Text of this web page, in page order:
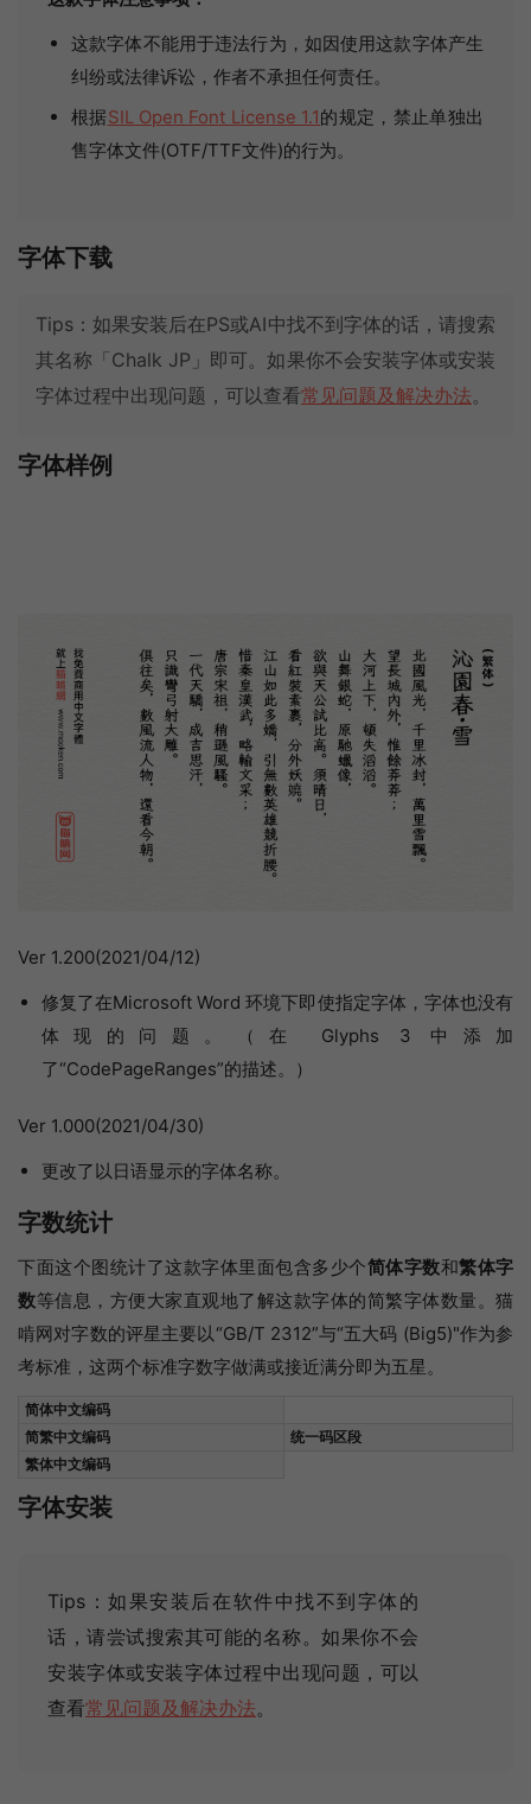
这款字体不能用于违法行为，如因使用这款字体产生
纠纷或法律诉讼，作者不承担任何责任。
根据SIL Open Font License 1.1的规定，禁止单独出
售字体文件(OTF/TTF文件)的行为。
字体下载
Tips：如果安装后在PS或AI中找不到字体的话，请搜索
其名称「Chalk JP」即可。如果你不会安装字体或安装
字体过程中出现问题，可以查看常见问题及解决办法。
字体样例
Ver 1.200(2021/04/12)
修复了在Microsoft Word 环境下即使指定字体，字体也没有
体现的问题。（在 Glyphs 3 中添加
了“CodePageRanges”的描述。）
Ver 1.000(2021/04/30)
更改了以日语显示的字体名称。
字数统计
下面这个图统计了这款字体里面包含多少个简体字数和繁体字
数等信息，方便大家直观地了解这款字体的简繁字体数量。猫
啃网对字数的评星主要以“GB/T 2312”与“五大码 (Big5)"作为参
考标准，这两个标准字数字做满或接近满分即为五星。
简体中文编码
简繁中文编码
统一码区段
繁体中文编码
字体安装
Tips：如果安装后在软件中找不到字体的
话，请尝试搜索其可能的名称。如果你不会
安装字体或安装字体过程中出现问题，可以
查看常见问题及解决办法。